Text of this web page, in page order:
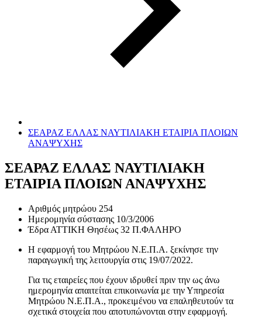
ΣΕΑΡΑΖ ΕΛΛΑΣ ΝΑΥΤΙΛΙΑΚΗ ΕΤΑΙΡΙΑ ΠΛΟΙΩΝ
ΑΝΑΨΥΧΗΣ
ΣΕΑΡΑΖ ΕΛΛΑΣ ΝΑΥΤΙΛΙΑΚΗ
ΕΤΑΙΡΙΑ ΠΛΟΙΩΝ ΑΝΑΨΥΧΗΣ
Αριθμός μητρώου 254
Ημερομηνία σύστασης 10/3/2006
Έδρα ΑΤΤΙΚΗ Θησέως 32 Π.ΦΑΛΗΡΟ
Η εφαρμογή του Μητρώου Ν.Ε.Π.Α. ξεκίνησε την
παραγωγική της λειτουργία στις 19/07/2022.
Για τις εταιρείες που έχουν ιδρυθεί πριν την ως άνω
ημερομηνία απαιτείται επικοινωνία με την Υπηρεσία
Μητρώου Ν.Ε.Π.Α., προκειμένου να επαληθευτούν τα
σχετικά στοιχεία που αποτυπώνονται στην εφαρμογή.